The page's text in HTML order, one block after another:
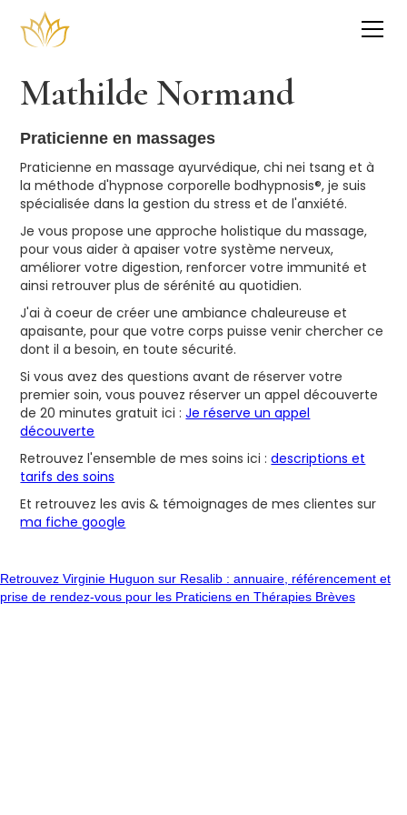
Mathilde Normand
Praticienne en massages
Praticienne en massage ayurvédique, chi nei tsang et à
la méthode d'hypnose corporelle bodhypnosis®, je suis
spécialisée dans la gestion du stress et de l'anxiété.
Je vous propose une approche holistique du massage,
pour vous aider à apaiser votre système nerveux,
améliorer votre digestion, renforcer votre immunité et
ainsi retrouver plus de sérénité au quotidien.
J'ai à coeur de créer une ambiance chaleureuse et
apaisante, pour que votre corps puisse venir chercher ce
dont il a besoin, en toute sécurité.
Si vous avez des questions avant de réserver votre
premier soin, vous pouvez réserver un appel découverte
de 20 minutes gratuit ici :Je réserve un appel
découverte
Retrouvez l'ensemble de mes soins ici :descriptions et
tarifs des soins
Et retrouvez les avis & témoignages de mes clientes sur
ma fiche google
Retrouvez Virginie Huguon sur Resalib : annuaire, référencement et
prise de rendez-vous pour les Praticiens en Thérapies Brèves